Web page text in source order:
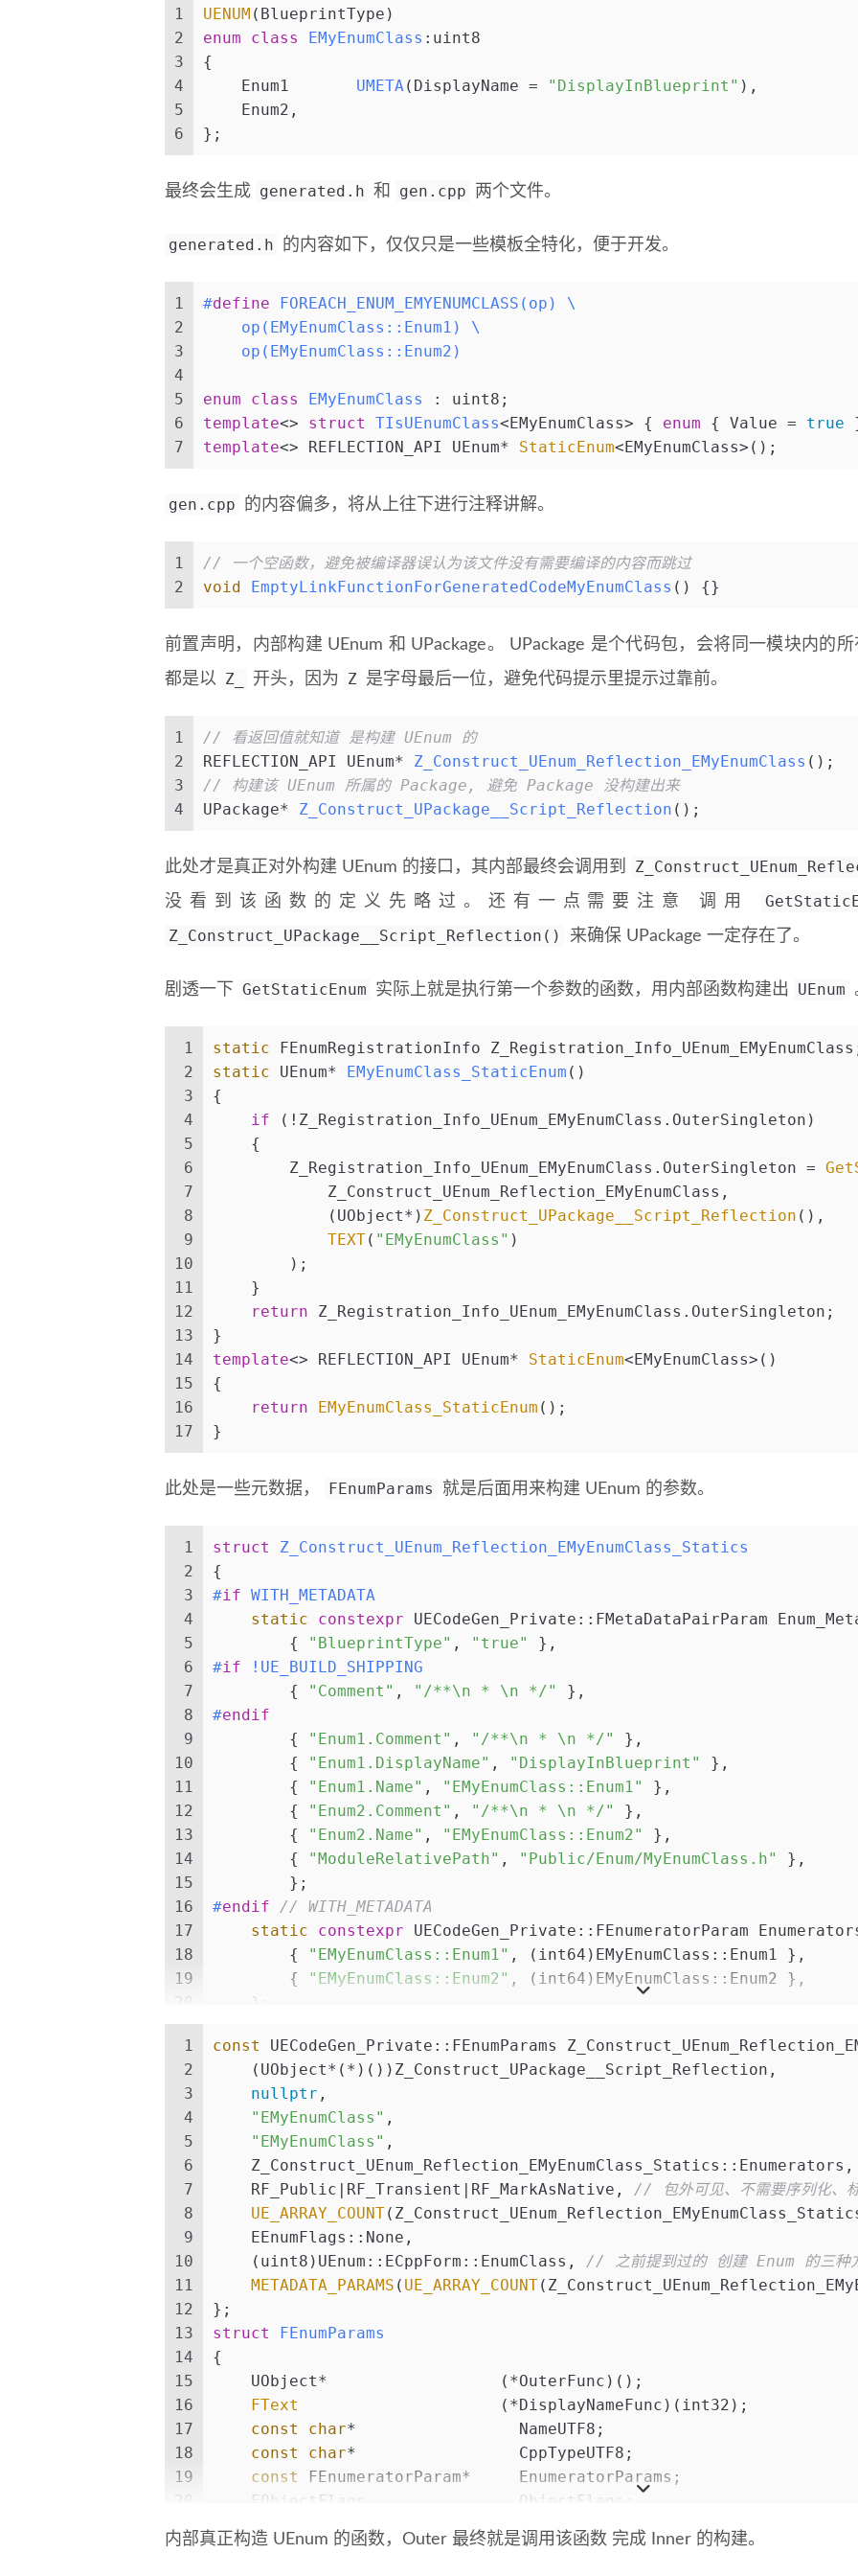
1
2
3
4
5
6
UENUM (BlueprintType)
enum class
EMyEnumClass :uint8
{
UMETA(DisplayName = "DisplayInBlueprint" ) ,
    Enum2,
} ;
最终会生成 generated.h 和 gen.cpp 两个文件。
generated.h 的内容如下，仅仅只是一些模板全特化，便于开发。
1
2
3
4
5
6
7
#define FOREACH_ENUM_EMYENUMCLASS(op) \
    op(EMyEnumClass::Enum1) \
    op(EMyEnumClass::Enum2)
enum class EMyEnumClass
: uint8;
template<> struct TIsUEnumClass<EMyEnumClass> { enum { Value = true
template<> REFLECTION_API UEnum* StaticEnum<EMyEnumClass>();
gen.cpp 的内容偏多，将从上往下进行注释讲解。
1
2
// 一个空函数，避免被编译器误认为该文件没有需要编译的内容而跳过
void
EmptyLinkFunctionForGeneratedCodeMyEnumClass () {}
前置声明，内部构建 UEnum 和 UPackage。 UPackage 是个代码包，会将同一模块内的
都是以
Z_ 开头，因为 Z 是字母最后一位，避免代码提示里提示过靠前。
1
2
3
4
// 看返回值就知道 是构建 UEnum 的
REFLECTION_API UEnum* Z_Construct_UEnum_Reflection_EMyEnumClass () ;
// 构建该 UEnum 所属的 Package, 避免 Package 没构建出来
UPackage* Z_Construct_UPackage__Script_Reflection () ;
此处才是真正对外构建 UEnum 的接口，其内部最终会调用到
没看到该函数的定义先略过。还有一点需要注意 调用
Z_Construct_UPackage__Script_Reflection() 来确保 UPackage 一定存在了。
剧透一下 GetStaticEnum 实际上就是执行第一个参数的函数，用内部函数构建出 UEnum
1
2
3
4
5
6
7
8
9
10
11
12
13
14
15
16
17
static FEnumRegistrationInfo
static UEnum* EMyEnumClass_StaticEnum ()
{
if (!Z_Registration_Info_UEnum_EMyEnumClass.OuterSingleton)
    {
        Z_Registration_Info_UEnum_EMyEnumClass.OuterSingleton =
            Z_Construct_UEnum_Reflection_EMyEnumClass,
            (UObject*)
Z_Construct_UPackage__Script_Reflection (),
TEXT( "EMyEnumClass" )
        );
    }
return Z_Registration_Info_UEnum_EMyEnumClass.OuterSingleton;
}
template<> REFLECTION_API UEnum* StaticEnum<EMyEnumClass>()
{
return
EMyEnumClass_StaticEnum ();
}
此处是一些元数据， FEnumParams 就是后面用来构建 UEnum 的参数。
1
2
3
4
5
6
7
8
9
10
11
12
13
14
15
16
17
18
19
20
21
22
struct
Z_Construct_UEnum_Reflection_EMyEnumClass_Statics
{
#if WITH_METADATA
static
constexpr UECodeGen_Private::FMetaDataPairParam
        {
"BlueprintType" , "true"
},
#if !UE_BUILD_SHIPPING
        {
"Comment" , "/**\n * \n */"
},
#endif
        {
"Enum1.Comment" , "/**\n * \n */"
},
        {
"Enum1.DisplayName" , "DisplayInBlueprint"
},
        {
"Enum1.Name" , "EMyEnumClass::Enum1"
},
        {
"Enum2.Comment" , "/**\n * \n */"
},
        {
"Enum2.Name" , "EMyEnumClass::Enum2"
},
        {
"ModuleRelativePath" , "Public/Enum/MyEnumClass.h"
},
	};
#endif
// WITH_METADATA
static
constexpr UECodeGen_Private::FEnumeratorParam
        {
"EMyEnumClass::Enum1" , (int64)EMyEnumClass::Enum1 },
        {
"EMyEnumClass::Enum2" , (int64)EMyEnumClass::Enum2 },
    };
};
1
2
3
4
5
6
7
8
9
10
11
12
13
14
15
16
17
18
19
20
21
22
const
UECodeGen_Private::FEnumParams
    (UObject*(*)())Z_Construct_UPackage__Script_Reflection,
nullptr ,
"EMyEnumClass" ,
"EMyEnumClass" ,
    Z_Construct_UEnum_Reflection_EMyEnumClass_Statics::Enumerators,
    RF_Public|RF_Transient|RF_MarkAsNative,
// 包外可见、不需要序列化、
UE_ARRAY_COUNT
    EEnumFlags::None,
    (uint8)UEnum::ECppForm::EnumClass,
// 之前提到过的 创建 Enum 的三种
METADATA_PARAMS ( UE_ARRAY_COUNT
};
struct
FEnumParams
{
    UObject*                  (*OuterFunc)();
FText
                     (*DisplayNameFunc)(int32);
const
char*                 NameUTF8;
const
char*                 CppTypeUTF8;
const
FEnumeratorParam*     EnumeratorParams;
    EObjectFlags                ObjectFlags;
    int16                       NumEnumerators;
    EEnumFlags                  EnumFlags;
内部真正构造 UEnum 的函数，Outer 最终就是调用该函数 完成 Inner 的构建。